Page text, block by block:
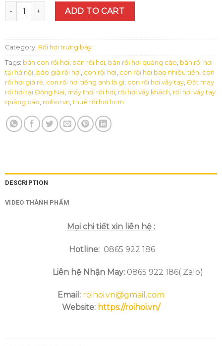
Rối hơi đầu bếp quantityADD TO CART
Category: Rối hơi trưng bày
Tags: bán con rối hơi bán rối hơi bán rối hơi quảng cáo bán rối hơi
tại hà nội báo giá rối hơi con rối hơi con rối hơi bao nhiêu tiền con
rối hơi giá rẻ con rối hơi tiếng anh là gì con rối hơi vẫy tay Đặt may
rối hơi tại Đồng Nai máy thổi rối hơi rối hơi vẫy khách rối hơi vẫy tay
quảng cáo roihoi.vn ,thuê rối hơi hcm
DESCRIPTION
VIDEO THÀNH PHẨM
Mọi chi tiết xin liên hệ :
Hotline: 0865 922 186
Liên hệ Nhận May: 0865 922 186( Zalo)
Email: roihoi.vn@gmail.com
Website: https://roihoi.vn/